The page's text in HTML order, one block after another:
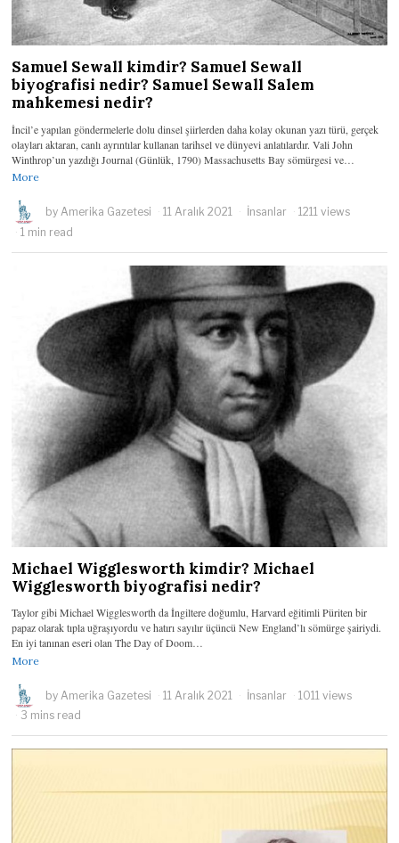
Samuel Sewall kimdir? Samuel Sewall
biyografisi nedir? Samuel Sewall Salem
mahkemesi nedir?
İncil’e yapılan göndermelerle dolu dinsel şiirlerden daha kolay okunan yazı türü, gerçek
olayları aktaran, canlı ayrıntılar kullanan tarihsel ve dünyevi anlatılardır. Vali John
Winthrop’un yazdığı Journal (Günlük, 1790) Massachusetts Bay sömürgesi ve…
More
by Amerika Gazetesi 11 Aralık 2021 İnsanlar
1211 views
1 min read
Michael Wigglesworth kimdir? Michael
Wigglesworth biyografisi nedir?
Taylor gibi Michael Wigglesworth da İngiltere doğumlu, Harvard eğitimli Püriten bir
papaz olarak tıpla uğraşıyordu ve hatırı sayılır üçüncü New England’lı sömürge şairiydi.
En iyi tanınan eseri olan The Day of Doom…
More
by Amerika Gazetesi 11 Aralık 2021 İnsanlar
1011 views
3 mins read